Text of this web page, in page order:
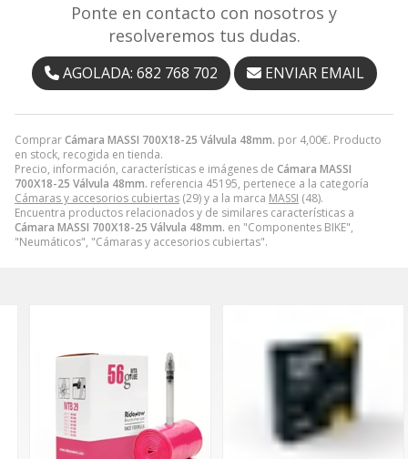
ComprarCámara MASSI 700X18-25 Válvula 48mm. por 4,00€. Producto
en stock, recogida en tienda.
Precio, información, características e imágenes de Cámara MASSI
700X18-25 Válvula 48mm. referencia 45195, pertenece a la categoría
Cámaras y accesorios cubiertas (29) y a la marca MASSI (48).
Encuentra productos relacionados y de similares características a
Cámara MASSI 700X18-25 Válvula 48mm. en "Componentes BIKE",
"Neumáticos", "Cámaras y accesorios cubiertas".
Ponte en contacto con nosotros y
resolveremos tus dudas.
AGOLADA: 682 768 702 ENVIAR EMAIL